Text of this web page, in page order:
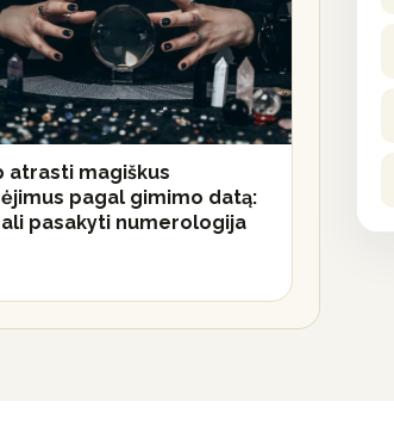
atrasti magiškus
pagal gimimo datą:
pasakyti numerologija